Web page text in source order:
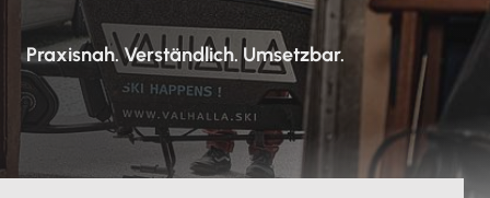
Praxisnah. Verständlich. Umsetzbar.